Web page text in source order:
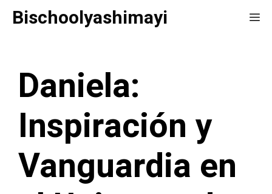
SaltarBischoolyashimayi
Daniela:
Inspiración y
Vanguardia en